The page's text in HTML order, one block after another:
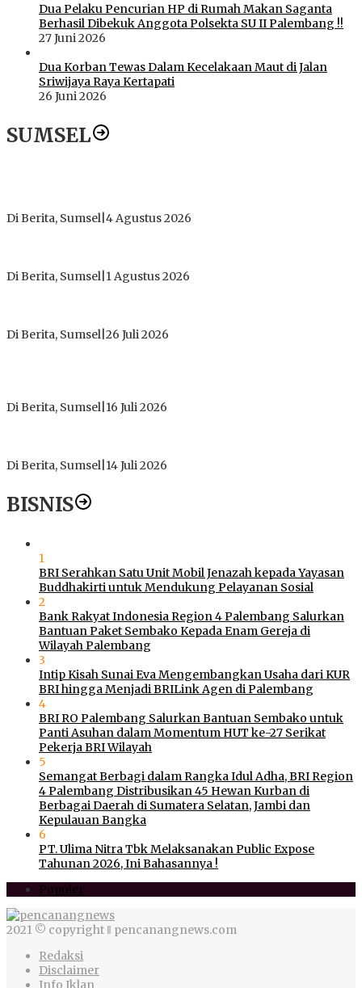
Dua Pelaku Pencurian HP di Rumah Makan Saganta
Berhasil Dibekuk Anggota Polsekta SU II Palembang !!
27 Juni 2026
Dua Korban Tewas Dalam Kecelakaan Maut di Jalan
Sriwijaya Raya Kertapati
26 Juni 2026
SUMSEL
Di Berita, Sumsel 4 Agustus 2026
Di Berita, Sumsel 1 Agustus 2026
Di Berita, Sumsel 26 Juli 2026
Di Berita, Sumsel 16 Juli 2026
Di Berita, Sumsel 14 Juli 2026
BISNIS
1
BRI Serahkan Satu Unit Mobil Jenazah kepada Yayasan
Buddhakirti untuk Mendukung Pelayanan Sosial
2
Bank Rakyat Indonesia Region 4 Palembang Salurkan
Bantuan Paket Sembako Kepada Enam Gereja di
Wilayah Palembang
3
Intip Kisah Sunai Eva Mengembangkan Usaha dari KUR
BRI hingga Menjadi BRILink Agen di Palembang
4
BRI RO Palembang Salurkan Bantuan Sembako untuk
Panti Asuhan dalam Momentum HUT ke-27 Serikat
Pekerja BRI Wilayah
5
Semangat Berbagi dalam Rangka Idul Adha, BRI Region
4 Palembang Distribusikan 45 Hewan Kurban di
Berbagai Daerah di Sumatera Selatan, Jambi dan
Kepulauan Bangka
6
PT. Ulima Nitra Tbk Melaksanakan Public Expose
Tahunan 2026, Ini Bahasannya !
Populer
2021 © copyright ‖ pencanangnews.com
Redaksi
Disclaimer
Info Iklan